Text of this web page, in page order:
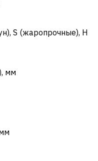
, S (жаропрочные), H
мм